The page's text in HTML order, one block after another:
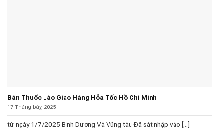
Bán Thuốc Lào Giao Hàng Hỏa Tốc Hồ Chí Minh
17 Tháng bảy, 2025
từ ngày 1/7/2025 Bình Dương Và Vũng tàu Đã sát nhập vào [...]